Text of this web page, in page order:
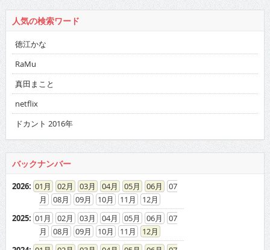
人気の検索ワード
徳江かな
RaMu
真田まこと
netflix
ドカント 2016年
バックナンバー
2026: 01 02 03 04 05 06
07
08
09 10 11
12
2025: 01 02 03 04 05 06
07
08
09 10 11
12